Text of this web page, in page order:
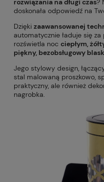
rozwiązania na długi czas?
doskonała odpowiedź na
Dzięki zaawansowanej
automatycznie ładuje się
rozświetla noc ciepłym,
piękny, bezobsługowy
Jego stylowy design,
stal malowaną proszkowo,
praktyczny, ale również
nagrobka.